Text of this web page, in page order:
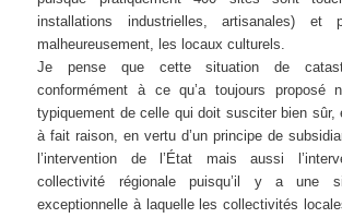
installations industrielles, artisanales) et
malheureusement, les locaux culturels.
Je pense que cette situation de
conformément à ce qu’a toujours proposé
typiquement de celle qui doit susciter bien
à fait raison, en vertu d’un principe de
l’intervention de l’État mais aussi
collectivité régionale puisqu’il y a une
exceptionnelle à laquelle les collectivités